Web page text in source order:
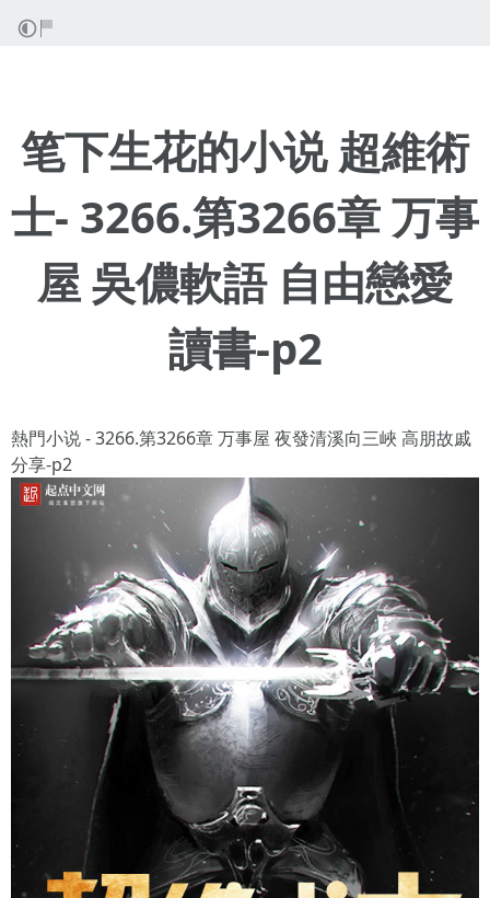
笔下生花的小说 超維術
士- 3266.第3266章 万事
屋 吳儂軟語 自由戀愛
讀書-p2
熱門小说 - 3266.第3266章 万事屋 夜發清溪向三峽 高朋故戚
分享-p2